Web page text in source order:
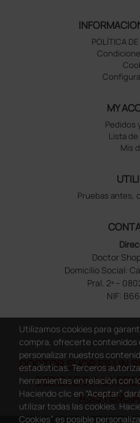
POLÍTICA
MY
Pedidos
Lista
Mis
Pruebas antes,
Doctor
Domicilio Social:
Pral. 2ª –
NIF:
DOCTOR SHOP ES UN
DEDICADO A LA
Utilizamos cookies para
compra, ofrecerte contenidos
personalizar nuestros
estadísticas. Terceros
herramientas en relación con
Haciendo clic en “Aceptar”
utilizar todas las cookies.
Cookies” es posible